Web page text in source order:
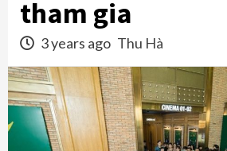
tham gia
3 years ago Thu Hà